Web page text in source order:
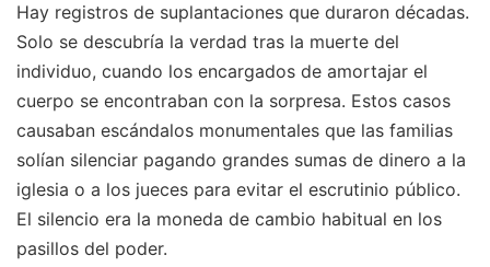
Hay registros de suplantaciones que duraron décadas.
Solo se descubría la verdad tras la muerte del
individuo, cuando los encargados de amortajar el
cuerpo se encontraban con la sorpresa. Estos casos
causaban escándalos monumentales que las familias
solían silenciar pagando grandes sumas de dinero a la
iglesia o a los jueces para evitar el escrutinio público.
El silencio era la moneda de cambio habitual en los
pasillos del poder.